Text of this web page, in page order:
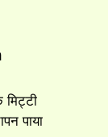
पाया